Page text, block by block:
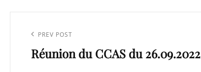
l’article
Previous
Post
PREV POST
Réunion du CCAS du 26.09.2022